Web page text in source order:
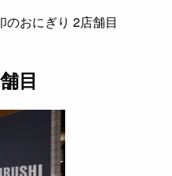
のおにぎり 2店舗目
目